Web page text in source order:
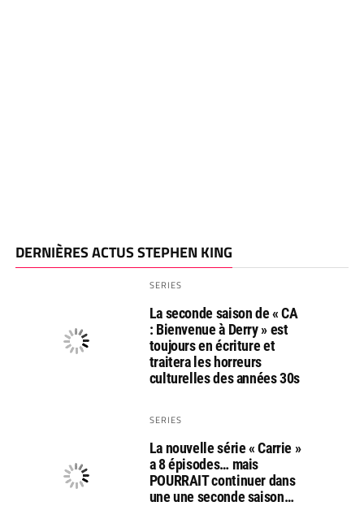
DERNIÈRES ACTUS STEPHEN KING
SERIES
La seconde saison de « CA
: Bienvenue à Derry » est
toujours en écriture et
traitera les horreurs
culturelles des années 30s
SERIES
La nouvelle série « Carrie »
a 8 épisodes… mais
POURRAIT continuer dans
une une seconde saison…